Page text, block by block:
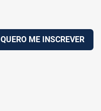
QUERO ME INSCREVER